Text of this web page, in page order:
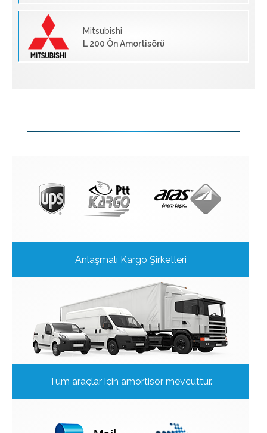
Mitsubishi
L 200 Ön Amortisörü
Anlaşmalı Kargo Şirketleri
Tüm araçlar için amortisör mevcuttur.